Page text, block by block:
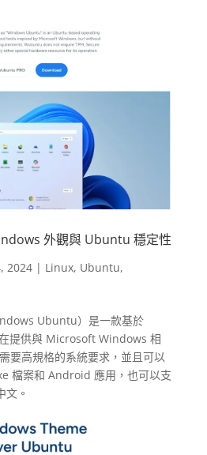
外觀與 Ubuntu 穩定性
2024| Linux, Ubuntu,
Ubuntu）是一款基於
提供與 Microsoft Windows 相
要高規格的系統要求，並且可以
檔案和 Android 應用，也可以支
。